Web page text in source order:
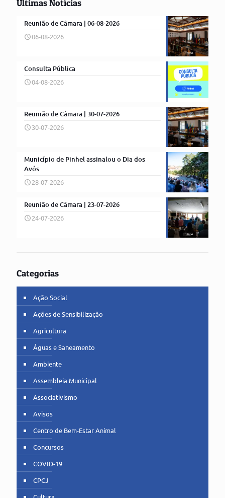
Últimas Notícias
Reunião de Câmara | 06-08-2026
06-08-2026
Consulta Pública
04-08-2026
Reunião de Câmara | 30-07-2026
30-07-2026
Município de Pinhel assinalou o Dia dos
Avós
28-07-2026
Reunião de Câmara | 23-07-2026
24-07-2026
Categorias
Ação Social
Ações de Sensibilização
Agricultura
Águas e Saneamento
Ambiente
Assembleia Municipal
Associativismo
Avisos
Centro de Bem-Estar Animal
Concursos
COVID-19
CPCJ